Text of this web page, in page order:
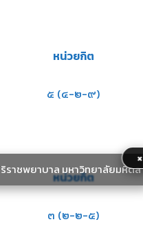
×
ราชพยาบาล มหาวิทยาลัยมหิดล
หน่วยกิต
๕ (๔-๒-๙)
หน่วยกิต
๓ (๒-๒-๕)